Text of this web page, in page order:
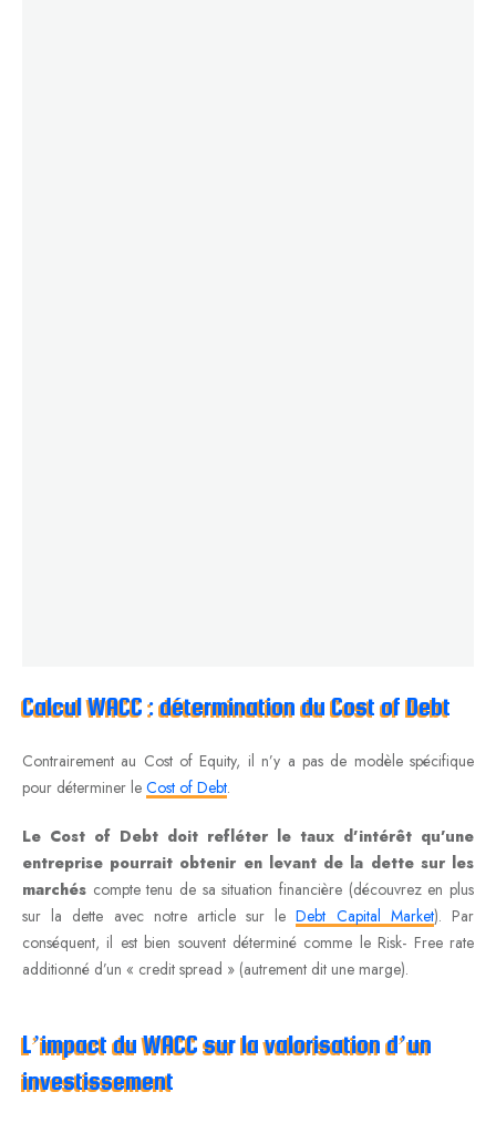
Calcul WACC : détermination du Cost of Debt
Contrairement au Cost of Equity, il n’y a pas de modèle spécifique
pour déterminer le Cost of Debt.
Le Cost of Debt doit refléter le taux d’intérêt qu’une
entreprise pourrait obtenir en levant de la dette sur les
marchés compte tenu de sa situation financière (découvrez en plus
sur la dette avec notre article sur leDebt Capital Market). Par
conséquent, il est bien souvent déterminé comme le Risk- Free rate
additionné d’un « credit spread » (autrement dit une marge).
L’impact du WACC sur la valorisation d’un
investissement